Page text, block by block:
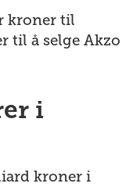
kroner til
til å selge Akzo
i
kroner i